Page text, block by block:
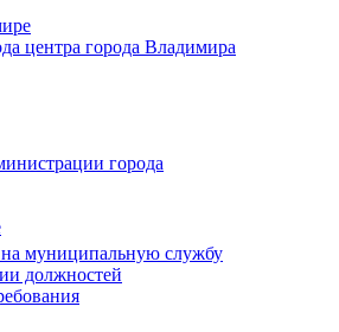
центра города Владимира
города
муниципальную службу
должностей